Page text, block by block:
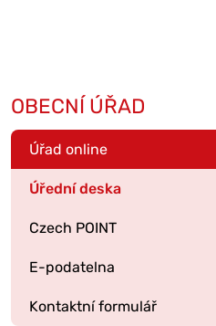
OBECNÍ ÚŘAD
Úřad online
Úřední deska
Czech POINT
E-podatelna
Kontaktní formulář